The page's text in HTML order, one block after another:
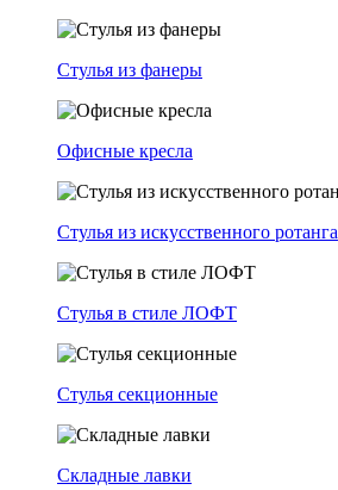
Стулья из фанеры
Офисные кресла
Стулья из искусственного ротанга
Стулья в стиле ЛОФТ
Стулья секционные
Складные лавки